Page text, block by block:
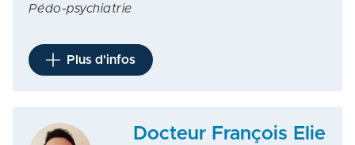
Pédo-psychiatrie
Plus d'infos
Docteur François Elie